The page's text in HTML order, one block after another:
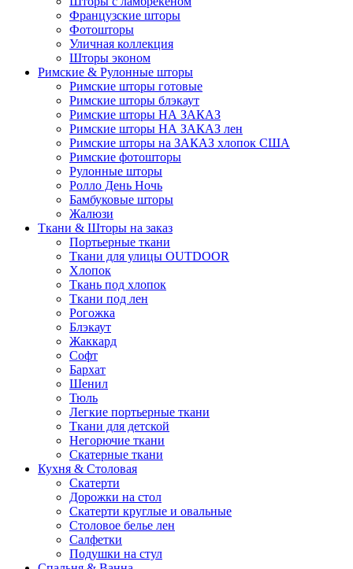
Французские шторы
Фотошторы
Уличная коллекция
Шторы эконом
Римские & Рулонные шторы
Римские шторы готовые
Римские шторы блэкаут
Римские шторы НА ЗАКАЗ
Римские шторы НА ЗАКАЗ лен
Римские шторы на ЗАКАЗ хлопок США
Римские фотошторы
Рулонные шторы
Ролло День Ночь
Бамбуковые шторы
Жалюзи
Ткани & Шторы на заказ
Портьерные ткани
Ткани для улицы OUTDOOR
Хлопок
Ткань под хлопок
Ткани под лен
Рогожка
Блэкаут
Жаккард
Софт
Бархат
Шенил
Тюль
Легкие портьерные ткани
Ткани для детской
Негорючие ткани
Скатерные ткани
Кухня & Столовая
Скатерти
Дорожки на стол
Скатерти круглые и овальные
Столовое белье лен
Салфетки
Подушки на стул